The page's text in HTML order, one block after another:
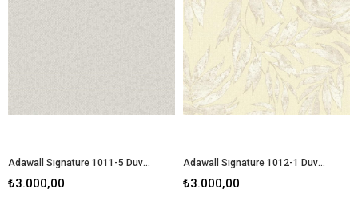
Adawall Sıgnature 1011-5 Duvar Kağıdı
₺3.000,00
Adawall Sıgnature 1012-1 Duvar Kağıdı
₺3.000,00